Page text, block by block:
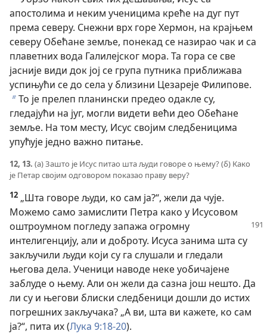
апостолима и неким ученицима креће на дуг пут
према северу. Снежни врх горе Хермон, на крајњем
северу Обећане земље, понекад се назирао чак и са
плаветних вода Галилејског мора. Та гора се све
јасније види док јој се група путника приближава
успињући се до села у близини Цезареје Филипове.
bТо је прелеп планински предео одакле су,
гледајући на југ, могли видети већи део Обећане
земље. На том месту, Исус својим следбеницима
упућује једно важно питање.
12, 13. (а) Зашто је Исус питао шта људи говоре о њему? (б) Како
је Петар својим одговором показао праву веру?
12 „Шта говоре људи, ко сам ја?“, жели да чује.
Можемо само замислити Петра како у Исусовом
оштроумном погледузапажа огромну
интелигенцију, али и доброту. Исуса занима шта су
закључили људи који су га слушали и гледали
његова дела. Ученици наводе неке уобичајене
заблуде о њему. Али он жели да сазна још нешто. Да
ли су и његови блиски следбеници дошли до истих
погрешних закључака? „А ви, шта ви кажете, ко сам
ја?“, пита их (Лука 9:18-20).